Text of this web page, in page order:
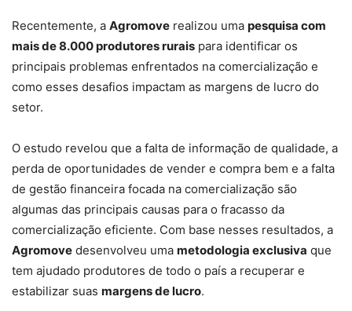
Recentemente, a Agromove realizou uma pesquisa com
mais de 8.000 produtores rurais para identificar os
principais problemas enfrentados na comercialização e
como esses desafios impactam as margens de lucro do
setor.
O estudo revelou que a falta de informação de qualidade, a
perda de oportunidades de vender e compra bem e a falta
de gestão financeira focada na comercialização são
algumas das principais causas para o fracasso da
comercialização eficiente. Com base nesses resultados, a
Agromove desenvolveu uma metodologia exclusiva que
tem ajudado produtores de todo o país a recuperar e
estabilizar suas margens de lucro.